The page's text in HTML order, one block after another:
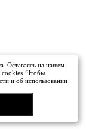
Оставаясь на нашем
cookies. Чтобы
и об использовании